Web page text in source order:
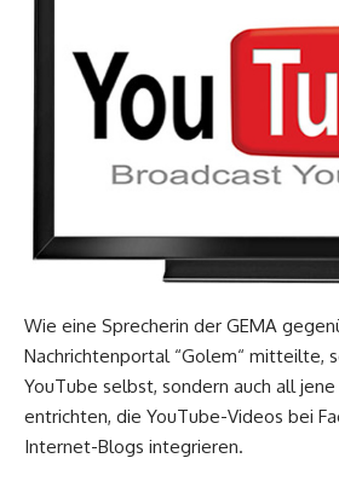
Wie eine Sprecherin der GEMA
Nachrichtenportal “Golem“ mitteilte,
YouTube selbst, sondern auch all
entrichten, die YouTube-Videos bei
Internet-Blogs integrieren.